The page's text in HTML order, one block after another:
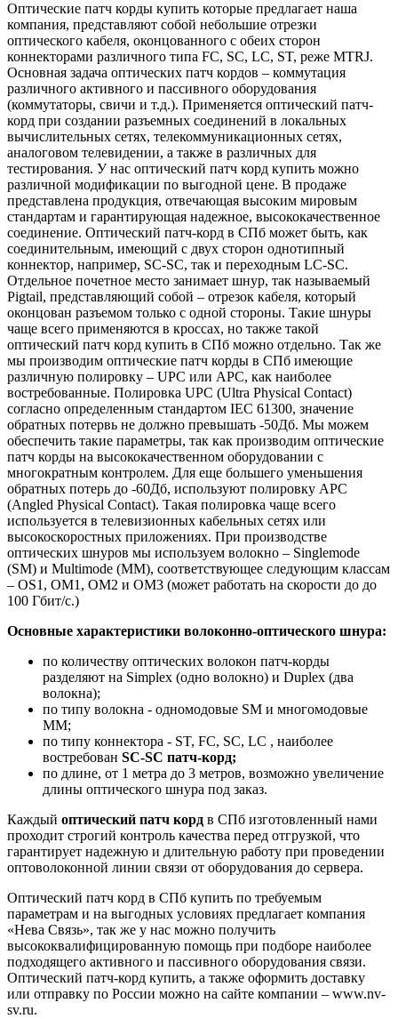
Оптические патч корды купить которые предлагает наша
компания, представляют собой небольшие отрезки
оптического кабеля, оконцованного с обеих сторон
коннекторами различного типа FC, SC, LC, ST, реже MTRJ.
Основная задача оптических патч кордов – коммутация
различного активного и пассивного оборудования
(коммутаторы, свичи и т.д.). Применяется оптический патч-
корд при создании разъемных соединений в локальных
вычислительных сетях, телекоммуникационных сетях,
аналоговом телевидении, а также в различных для
тестирования. У нас оптический патч корд купить можно
различной модификации по выгодной цене. В продаже
представлена продукция, отвечающая высоким мировым
стандартам и гарантирующая надежное, высококачественное
соединение. Оптический патч-корд в СПб может быть, как
соединительным, имеющий с двух сторон однотипный
коннектор, например, SC-SC, так и переходным LC-SC.
Отдельное почетное место занимает шнур, так называемый
Pigtail, представляющий собой – отрезок кабеля, который
оконцован разъемом только с одной стороны. Такие шнуры
чаще всего применяются в кроссах, но также такой
оптический патч корд купить в СПб можно отдельно. Так же
мы производим оптические патч корды в СПб имеющие
различную полировку – UPC или APC, как наиболее
востребованные. Полировка UPC (Ultra Physical Contact)
согласно определенным стандартом IEC 61300, значение
обратных потервь не должно превышать -50Дб. Мы можем
обеспечить такие параметры, так как производим оптические
патч корды на высококачественном оборудовании с
многократным контролем. Для еще большего уменьшения
обратных потерь до -60Дб, используют полировку APC
(Angled Physical Contact). Такая полировка чаще всего
используется в телевизионных кабельных сетях или
высокоскоростных приложениях. При производстве
оптических шнуров мы используем волокно – Singlemode
(SM) и Multimode (MM), соответствующее следующим классам
– ОS1, OM1, OM2 и OM3 (может работать на скорости до до
100 Гбит/с.)
Основные характеристики волоконно-оптического шнура:
по количеству оптических волокон патч-корды
разделяют на Simplex (одно волокно) и Duplex (два
волокна);
по типу волокна - одномодовые SM и многомодовые
MM;
по типу коннектора - ST, FC, SC, LC , наиболее
востребован SC-SC патч-корд;
по длине, от 1 метра до 3 метров, возможно увеличение
длины оптического шнура под заказ.
Каждый оптический патч корд в СПб изготовленный нами
проходит строгий контроль качества перед отгрузкой, что
гарантирует надежную и длительную работу при проведении
оптоволоконной линии связи от оборудования до сервера.
Оптический патч корд в СПб купить по требуемым
параметрам и на выгодных условиях предлагает компания
«Нева Связь», так же у нас можно получить
высококвалифицированную помощь при подборе наиболее
подходящего активного и пассивного оборудования связи.
Оптический патч-корд купить, а также оформить доставку
или отправку по России можно на сайте компании – www.nv-
sv.ru.